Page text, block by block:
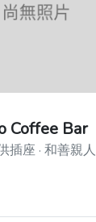
Coffee Bar
插座 · 和善親人